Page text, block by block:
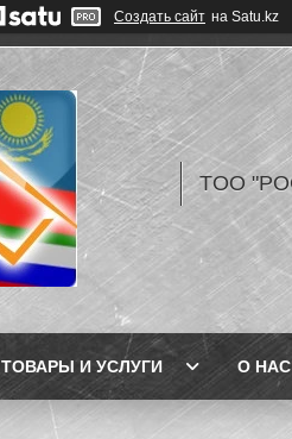
Создать сайт на Satu.kz
TOO
ТОВАРЫ И УСЛУГИ О НАС